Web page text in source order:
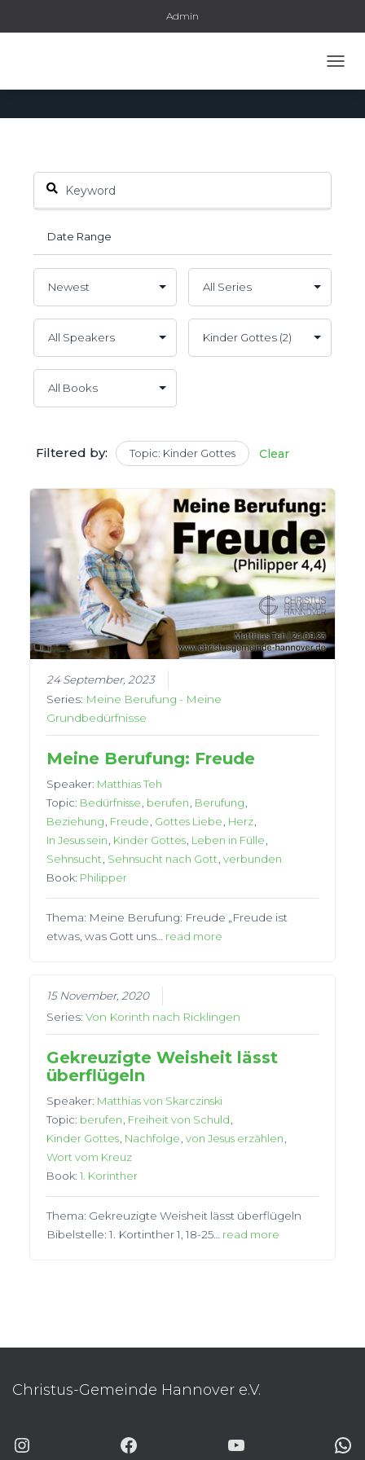
Admin
Filtered by: Topic: Kinder Gottes Clear
24 September, 2023
Series: Meine Berufung - Meine
Grundbedürfnisse
Meine Berufung: Freude
Speaker: Matthias Teh
Topic: Bedürfnisse, berufen, Berufung,
Beziehung, Freude, Gottes Liebe, Herz,
In Jesus sein, Kinder Gottes, Leben in Fülle,
Sehnsucht, Sehnsucht nach Gott,verbunden
Book: Philipper
Thema: Meine Berufung: Freude „Freude ist
etwas, was Gott uns… read more
15 November, 2020
Series:Von Korinth nach Ricklingen
Gekreuzigte Weisheit lässt
überflügeln
Speaker: Matthias von Skarczinski
Topic: berufen Freiheit von Schuld
Kinder Gottes Nachfolge ,von Jesus erzählen
Wort vom Kreuz
Book:1. Korinther
Thema: Gekreuzigte Weisheit lässt überflügeln
Bibelstelle: 1. Kortinther 1, 18-25… read more
Christus-Gemeinde Hannover e.V.